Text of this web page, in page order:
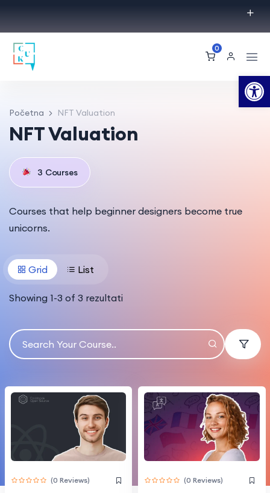
0
Početna NFT Valuation
NFT Valuation
3 Courses
Courses that help beginner designers become true
unicorns.
Grid List
Showing 1-3 of 3 rezultati
(0 Reviews) (0 Reviews)